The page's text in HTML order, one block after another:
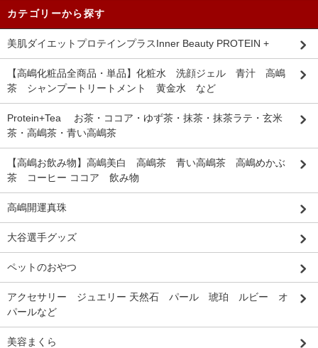
カテゴリーから探す
美肌ダイエットプロテインプラスInner Beauty PROTEIN +
【高嶋化粧品全商品・単品】化粧水 洗顔ジェル 青汁 高嶋
茶 シャンプートリートメント 黄金水 など
Protein+Tea お茶・ココア・ゆず茶・抹茶・抹茶ラテ・玄米
茶・高嶋茶・青い高嶋茶
【高嶋お飲み物】高嶋美白 高嶋茶 青い高嶋茶 高嶋めかぶ
茶 コーヒー ココア 飲み物
高嶋開運真珠
大谷選手グッズ
ペットのおやつ
アクセサリー ジュエリー 天然石 パール 琥珀 ルビー オ
パールなど
美容まくら